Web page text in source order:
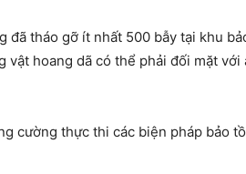
đã tháo gỡ ít nhất 500 bẫy tại khu
vật hoang dã có thể phải đối mặt
cường thực thi các biện pháp bảo